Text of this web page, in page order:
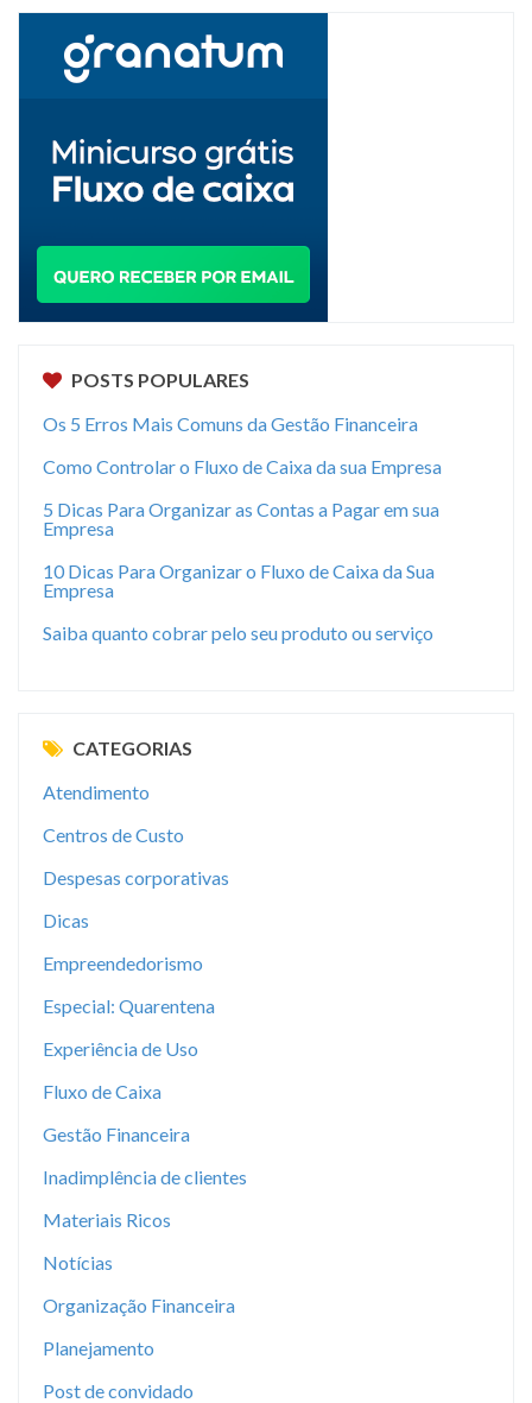
POSTS POPULARES
Os 5 Erros Mais Comuns da Gestão Financeira
Como Controlar o Fluxo de Caixa da sua Empresa
5 Dicas Para Organizar as Contas a Pagar em sua
Empresa
10 Dicas Para Organizar o Fluxo de Caixa da Sua
Empresa
Saiba quanto cobrar pelo seu produto ou serviço
CATEGORIAS
Atendimento
Centros de Custo
Despesas corporativas
Dicas
Empreendedorismo
Especial: Quarentena
Experiência de Uso
Fluxo de Caixa
Gestão Financeira
Inadimplência de clientes
Materiais Ricos
Notícias
Organização Financeira
Planejamento
Post de convidado